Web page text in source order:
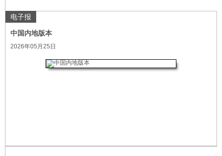
电子报
中国内地版本
2026年05月25日